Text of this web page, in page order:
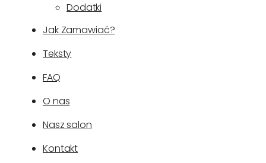
Dodatki
Jak Zamawiać?
Teksty
FAQ
O nas
Nasz salon
Kontakt